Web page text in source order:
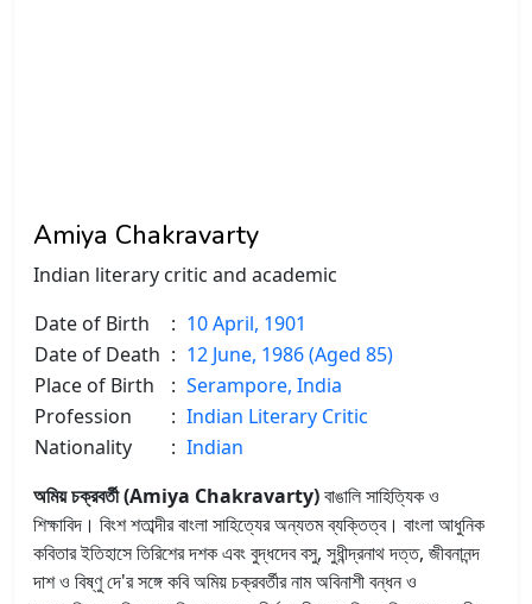
Amiya Chakravarty
Indian literary critic and academic
Date of Birth
: 10 April, 1901
Date of Death : 12 June, 1986 (Aged 85)
Place of Birth
: Serampore, India
Profession
: Indian Literary Critic
Nationality
: Indian
অমিয় চক্রবর্তী (Amiya Chakravarty)বাঙালি সাহিত্যিক ও
শিক্ষাবিদ। বিংশ শতাব্দীর বাংলা সাহিত্যের অন্যতম ব্যক্তিত্ব। বাংলা আধুনিক
কবিতার ইতিহাসে তিরিশের দশক এবং বুদ্ধদেব বসু, সুধীন্দ্রনাথ দত্ত, জীবনানন্দ
দাশ ও বিষ্ণু দে'র সঙ্গে কবি অমিয় চক্রবর্তীর নাম অবিনাশী বন্ধন ও